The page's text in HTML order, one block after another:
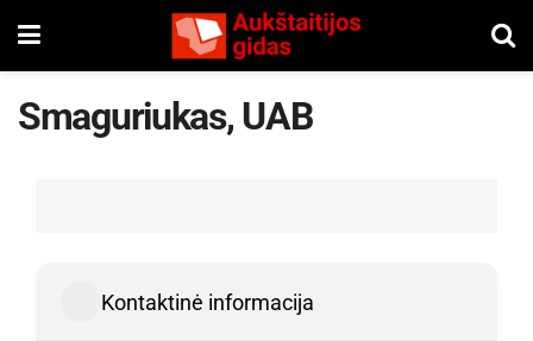
Smaguriukas, UAB
Kontaktinė informacija